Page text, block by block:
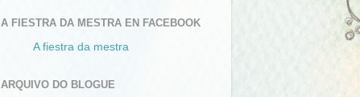
A FIESTRA DA MESTRA EN FACEBOOK
A fiestra da mestra
ARQUIVO DO BLOGUE